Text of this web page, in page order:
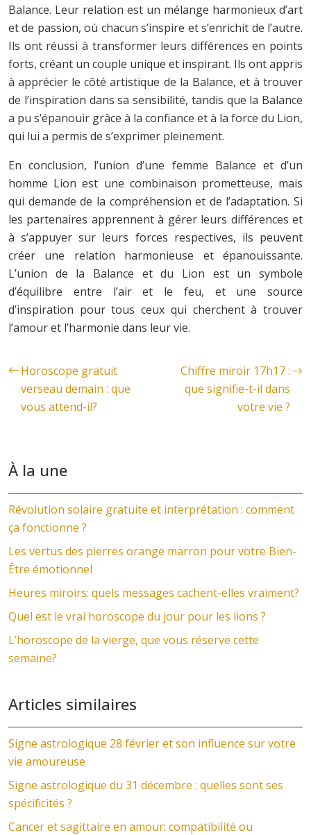
Balance. Leur relation est un mélange harmonieux d’art
et de passion, où chacun s’inspire et s’enrichit de l’autre.
Ils ont réussi à transformer leurs différences en points
forts, créant un couple unique et inspirant. Ils ont appris
à apprécier le côté artistique de la Balance, et à trouver
de l’inspiration dans sa sensibilité, tandis que la Balance
a pu s’épanouir grâce à la confiance et à la force du Lion,
qui lui a permis de s’exprimer pleinement.
En conclusion, l’union d’une femme Balance et d’un
homme Lion est une combinaison prometteuse, mais
qui demande de la compréhension et de l’adaptation. Si
les partenaires apprennent à gérer leurs différences et
à s’appuyer sur leurs forces respectives, ils peuvent
créer une relation harmonieuse et épanouissante.
L’union de la Balance et du Lion est un symbole
d’équilibre entre l’air et le feu, et une source
d’inspiration pour tous ceux qui cherchent à trouver
l’amour et l’harmonie dans leur vie.
Horoscope gratuit
verseau demain : que
vous attend-il?
Chiffre miroir 17h17 :
que signifie-t-il dans
votre vie ?
À la une
Révolution solaire gratuite et interprétation : comment
ça fonctionne ?
Les vertus des pierres orange marron pour votre Bien-
Être émotionnel
Heures miroirs: quels messages cachent-elles vraiment?
Quel est le vrai horoscope du jour pour les lions ?
L’horoscope de la vierge, que vous réserve cette
semaine?
Articles similaires
Signe astrologique 28 février et son influence sur votre
vie amoureuse
Signe astrologique du 31 décembre : quelles sont ses
spécificités ?
Cancer et sagittaire en amour: compatibilité ou